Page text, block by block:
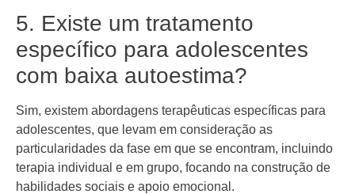
5. Existe um tratamento
específico para adolescentes
com baixa autoestima?
Sim, existem abordagens terapêuticas específicas para
adolescentes, que levam em consideração as
particularidades da fase em que se encontram, incluindo
terapia individual e em grupo, focando na construção de
habilidades sociais e apoio emocional.